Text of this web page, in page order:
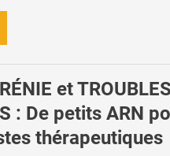
et TROUBLES
: De petits ARN
thérapeutiques